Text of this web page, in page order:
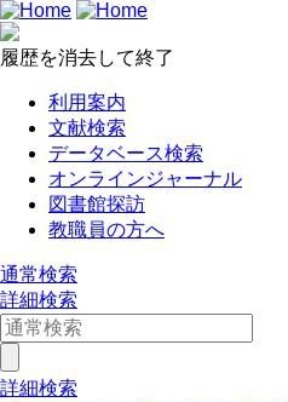
履歴を消去して終了
利用案内
文献検索
データベース検索
オンラインジャーナル
図書館探訪
教職員の方へ
通常検索
詳細検索
詳細検索